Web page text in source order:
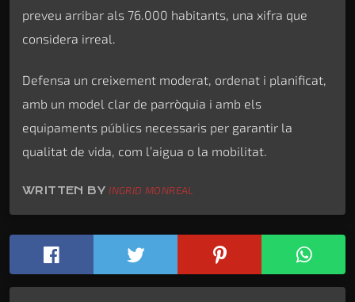
preveu arribar als 76.000 habitants, una xifra que
considera irreal.
Defensa un creixement moderat, ordenat i planificat,
amb un model clar de parròquia i amb els
equipaments públics necessaris per garantir la
qualitat de vida, com l’aigua o la mobilitat.
WRITTEN BY INGRID MONREAL